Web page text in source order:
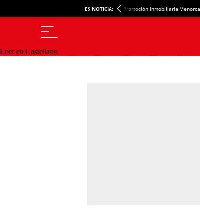
ES NOTICIA: Promoción inmobiliaria Menorca
Leer en Castellano